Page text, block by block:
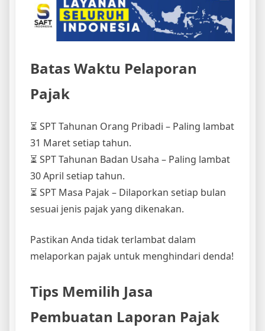
Batas Waktu Pelaporan
Pajak
⏳ SPT Tahunan Orang Pribadi – Paling lambat
31 Maret setiap tahun.
⏳ SPT Tahunan Badan Usaha – Paling lambat
30 April setiap tahun.
⏳ SPT Masa Pajak – Dilaporkan setiap bulan
sesuai jenis pajak yang dikenakan.
Pastikan Anda tidak terlambat dalam
melaporkan pajak untuk menghindari denda!
Tips Memilih Jasa
Pembuatan Laporan Pajak